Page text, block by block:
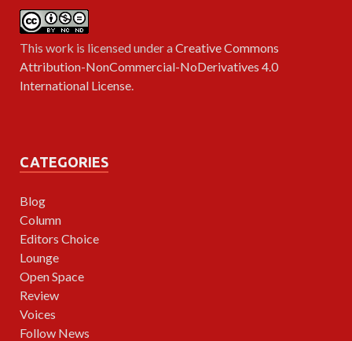
This work is licensed under aCreative Commons
Attribution-NonCommercial-NoDerivatives 4.0
International License.
CATEGORIES
Blog
Column
Editors Choice
Lounge
Open Space
Review
Voices
Follow News